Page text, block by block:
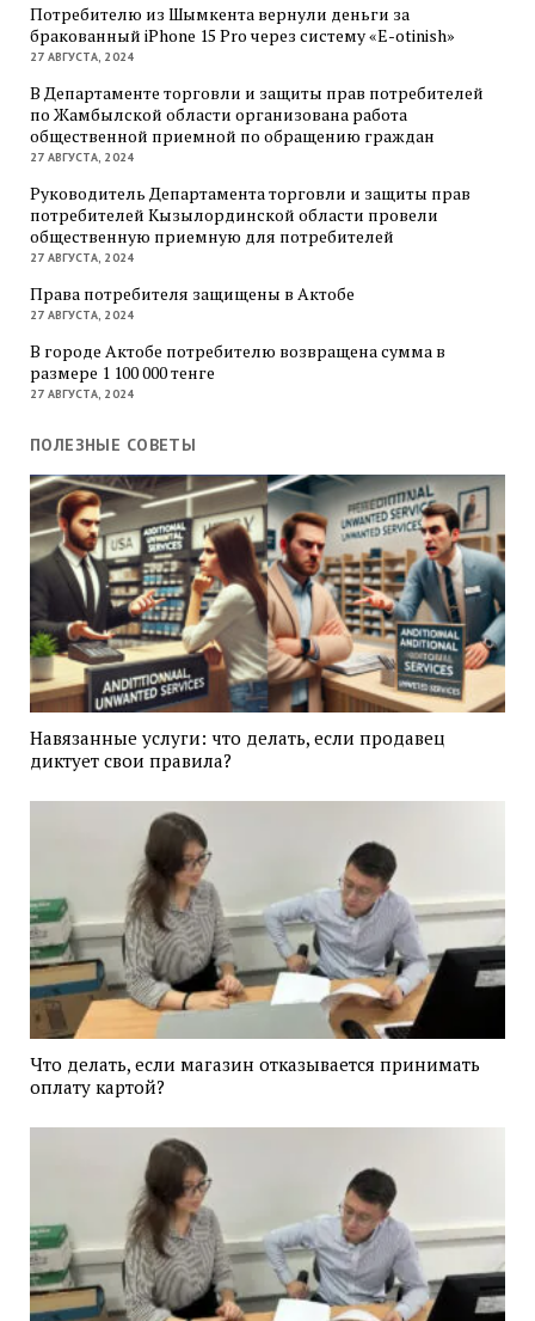
Потребителю из Шымкента вернули деньги за
бракованный iPhone 15 Pro через систему «E-otinish»
27 АВГУСТА, 2024
В Департаменте торговли и защиты прав потребителей
по Жамбылской области организована работа
общественной приемной по обращению граждан
27 АВГУСТА, 2024
Руководитель Департамента торговли и защиты прав
потребителей Кызылординской области провели
общественную приемную для потребителей
27 АВГУСТА, 2024
Права потребителя защищены в Актобе
27 АВГУСТА, 2024
В городе Актобе потребителю возвращена сумма в
размере 1 100 000 тенге
27 АВГУСТА, 2024
ПОЛЕЗНЫЕ СОВЕТЫ
Навязанные услуги: что делать, если продавец
диктует свои правила?
Что делать, если магазин отказывается принимать
оплату картой?